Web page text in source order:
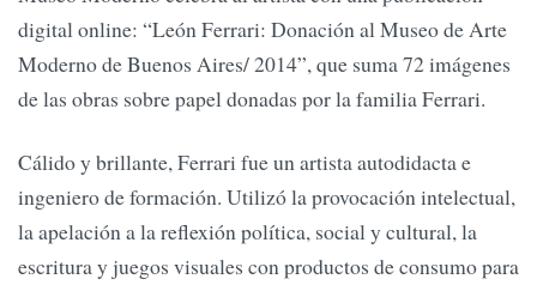
digital online: “León Ferrari: Donación al Museo de Arte
Moderno de Buenos Aires/ 2014”, que suma 72 imágenes
de las obras sobre papel donadas por la familia Ferrari.
Cálido y brillante, Ferrari fue un artista autodidacta e
ingeniero de formación. Utilizó la provocación intelectual,
la apelación a la reflexión política, social y cultural, la
escritura y juegos visuales con productos de consumo para